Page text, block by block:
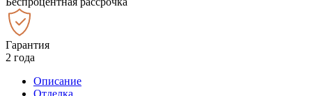
Гарантия
2 года
Описание
Отделка